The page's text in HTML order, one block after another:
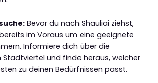
Bevor du nach Shauliai ziehst,
im Voraus um eine geeignete
Informiere dich über die
Stadtviertel und finde heraus, welcher
zu deinen Bedürfnissen passt.